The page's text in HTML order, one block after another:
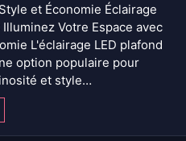
et Économie Éclairage
Illuminez Votre Espace avec
L'éclairage LED plafond
option populaire pour
et style…